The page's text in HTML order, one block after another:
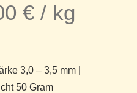
€ / kg
3,0 – 3,5 mm |
50 Gram